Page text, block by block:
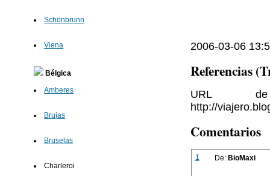
Schönbrunn
Viena
Bélgica
Amberes
Brujas
Bruselas
Charleroi
2006-03-06
Referencias
URL
http://
Comentarios
1 De: BioMaxi